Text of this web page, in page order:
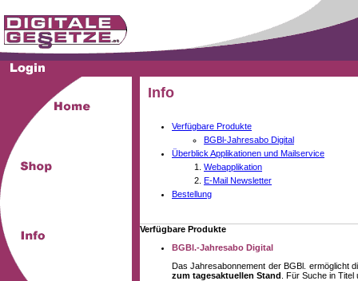
Info
Verfügbare Produkte
BGBl-Jahresabo Digital
Überblick Applikationen und Mailservice
Webapplikation
E-Mail Newsletter
Bestellung
Verfügbare Produkte
BGBl.-Jahresabo Digital
Das Jahresabonnement der BGBl. ermöglicht
zum tagesaktuellen Stand . Für Suche in